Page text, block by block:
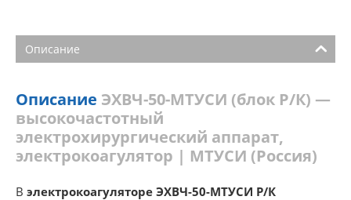
Описание
Описание ЭХВЧ-50-МТУСИ (блок Р/К) —
высокочастотный
электрохирургический аппарат,
электрокоагулятор | МТУСИ (Россия)
В электрокоагуляторе ЭХВЧ-50-МТУСИ Р/К